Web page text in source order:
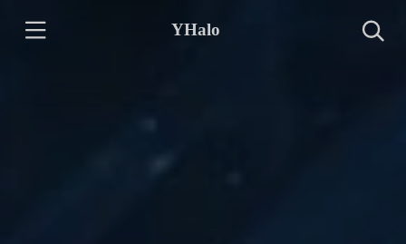
YHalo